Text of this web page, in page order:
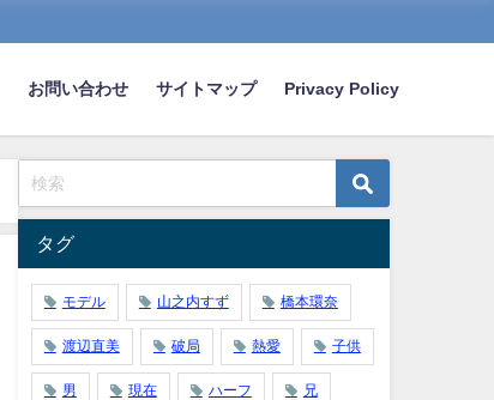
お問い合わせ サイトマップ Privacy Policy
タグ
モデル 山之内すず 橋本環奈
渡辺直美 破局 熱愛 子供
男 現在 ハーフ 兄